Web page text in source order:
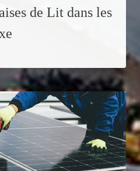
de Lit dans les